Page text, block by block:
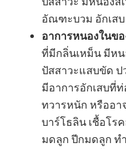
อัณฑะบวม อักเสบ
อาการหนองในข
ที่มีกลิ่นเหม็น มีห
ปัสสาวะแสบขัด ป
มีอาการอักเสบที่
ทวารหนัก หรืออา
บาร์โธลิน เชื้อโร
มดลูก ปีกมดลูก ท